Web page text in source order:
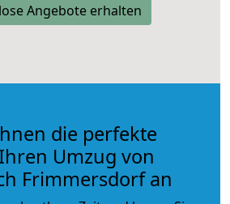
Angebote erhalten
die perfekte
Umzug von
Frimmersdorf an